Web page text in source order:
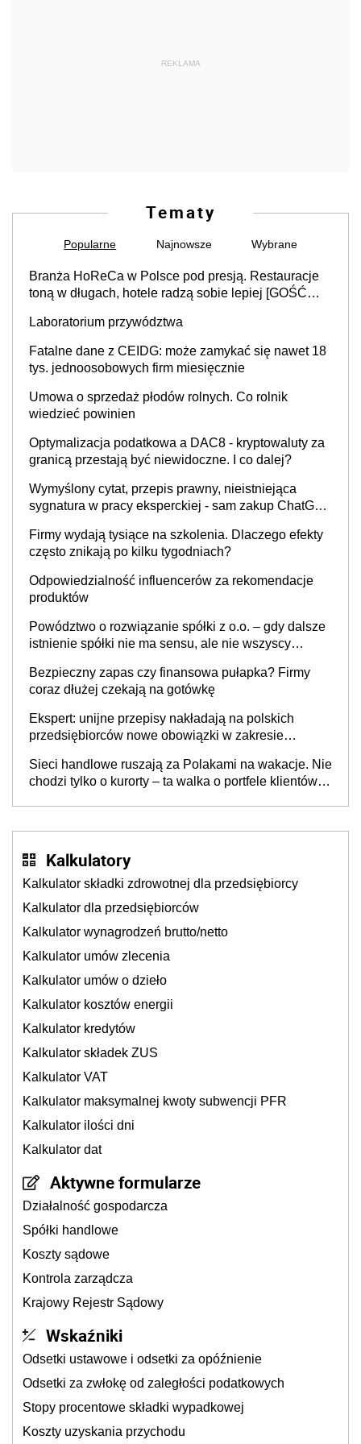
REKLAMA
Tematy
Popularne Najnowsze Wybrane
Branża HoReCa w Polsce pod presją. Restauracje
toną w długach, hotele radzą sobie lepiej [GOŚĆ
Laboratorium przywództwa
Fatalne dane z CEIDG: może zamykać się nawet 18
tys. jednoosobowych firm miesięcznie
Umowa o sprzedaż płodów rolnych. Co rolnik
wiedzieć powinien
Optymalizacja podatkowa a DAC8 - kryptowaluty za
granicą przestają być niewidoczne. I co dalej?
Wymyślony cytat, przepis prawny, nieistniejąca
sygnatura w pracy eksperckiej - sam zakup ChatGPT
Firmy wydają tysiące na szkolenia. Dlaczego efekty
często znikają po kilku tygodniach?
Odpowiedzialność influencerów za rekomendacje
produktów
Powództwo o rozwiązanie spółki z o.o. – gdy dalsze
istnienie spółki nie ma sensu, ale nie wszyscy
Bezpieczny zapas czy finansowa pułapka? Firmy
coraz dłużej czekają na gotówkę
Ekspert: unijne przepisy nakładają na polskich
przedsiębiorców nowe obowiązki w zakresie
Sieci handlowe ruszają za Polakami na wakacje. Nie
chodzi tylko o kurorty – ta walka o portfele klientów
Kalkulatory
Kalkulator składki zdrowotnej dla przedsiębiorcy
Kalkulator dla przedsiębiorców
Kalkulator wynagrodzeń brutto/netto
Kalkulator umów zlecenia
Kalkulator umów o dzieło
Kalkulator kosztów energii
Kalkulator kredytów
Kalkulator składek ZUS
Kalkulator VAT
Kalkulator maksymalnej kwoty subwencji PFR
Kalkulator ilości dni
Kalkulator dat
Aktywne formularze
Działalność gospodarcza
Spółki handlowe
Koszty sądowe
Kontrola zarządcza
Krajowy Rejestr Sądowy
Wskaźniki
Odsetki ustawowe i odsetki za opóźnienie
Odsetki za zwłokę od zaległości podatkowych
Stopy procentowe składki wypadkowej
Koszty uzyskania przychodu